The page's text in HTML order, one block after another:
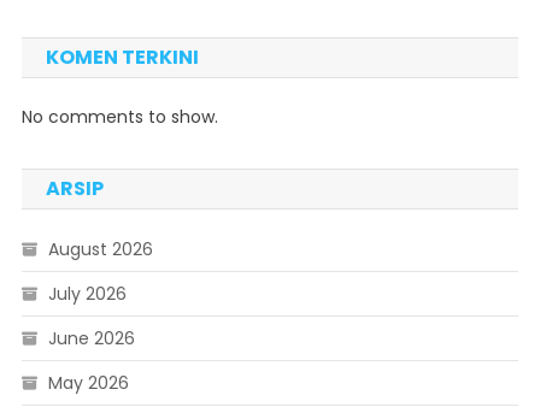
KOMEN TERKINI
No comments to show.
ARSIP
August 2026
July 2026
June 2026
May 2026